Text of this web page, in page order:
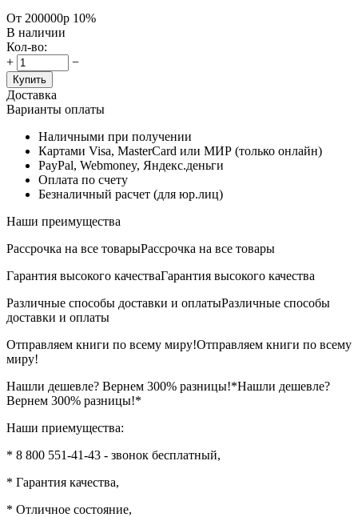
От 200000р 10%
В наличии
Кол-во:
+
−
Купить
Доставка
Варианты оплаты
Наличными при получении
Картами Visa, MasterCard или МИР (только онлайн)
PayPal, Webmoney, Яндекс.деньги
Оплата по счету
Безналичный расчет (для юр.лиц)
Наши преимущества
Рассрочка на все товарыРассрочка на все товары
Гарантия высокого качестваГарантия высокого качества
Различные способы доставки и оплатыРазличные способы
доставки и оплаты
Отправляем книги по всему миру!Отправляем книги по всему
миру!
Нашли дешевле? Вернем 300% разницы!*Нашли дешевле?
Вернем 300% разницы!*
Наши приемущества:
* 8 800 551-41-43 - звонок бесплатный,
* Гарантия качества,
* Отличное состояние,